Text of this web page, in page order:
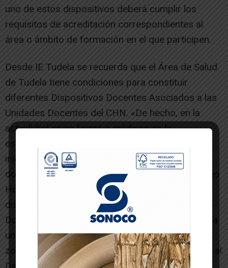
uno de estos dispositivos deberá cumplir los
requisitos de acreditación correspondientes al
área o ámbito de formación en el que participen.
Desde IE Tudela se recuerda que el Área de Salud
de Tudela tiene condiciones para constituir
diferentes Dispositivos Docentes Asociados a las
Unidades Docentes del CHN. «De hecho, en la
actualidad ya se forma a médicos en la
especialidad de Atención Primaria y se están
iniciando procedimientos para ser dispositivo
docente asociado de otros servicios del Complejo
Hospitalario» y defienden que «la creación de
dispositivos Docentes Asociados a las Unidades
Docentes del CHP, en el Hospital Reina Sofía sería
una excelente oportunidad de desarrollo para la
zona de salud de la Ribera, por lo que animamos al
Departamento a seguir con estos trámites y a